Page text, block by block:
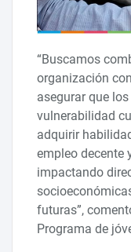
“Buscamos
organización
asegurar que
vulnerabilidad
adquirir
empleo decente
impactando
futuras”,
Programa de